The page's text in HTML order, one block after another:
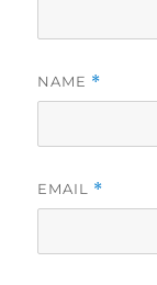
NAME *
EMAIL *